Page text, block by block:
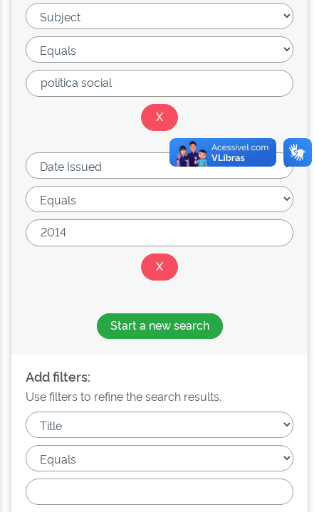
Start a new search
Add filters:
Use filters to refine the search results.